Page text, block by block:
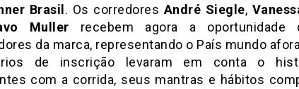
Brasil . Os corredores André Siegle,
Muller recebem agora a oportunidade
da marca, representando o País mundo
de inscrição levaram em conta o
com a corrida, seus mantras e hábitos